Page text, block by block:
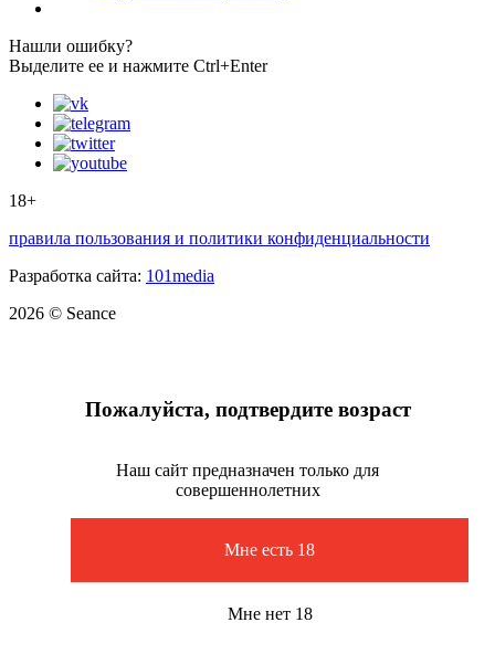
Нашли ошибку?
Выделите ее и нажмите Ctrl+Enter
18+
правила пользования и политики конфиденциальности
Разработка сайта: 101media
2026 © Seance
Пожалуйста, подтвердите возраст
Наш сайт предназначен только для
совершеннолетних
Мне есть 18
Мне нет 18